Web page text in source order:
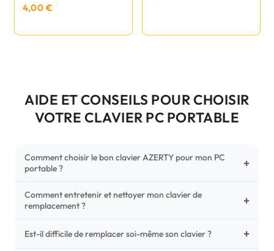
4,00 €
AIDE ET CONSEILS POUR CHOISIR
VOTRE CLAVIER PC PORTABLE
Comment choisir le bon clavier AZERTY pour mon PC
portable ?
+
Pour ne pas vous tromper, vérifiez trois points critiques sur
votre clavier d'origine : la disposition (AZERTY Français), la
photos HD) et l'emplacement des fixations (vis ou clips) au
Comment entretenir et nettoyer mon clavier de
remplacement ?
+
Un entretien régulier prolonge la vie de vos touches.
Est-il difficile de remplacer soi-même son clavier ? +